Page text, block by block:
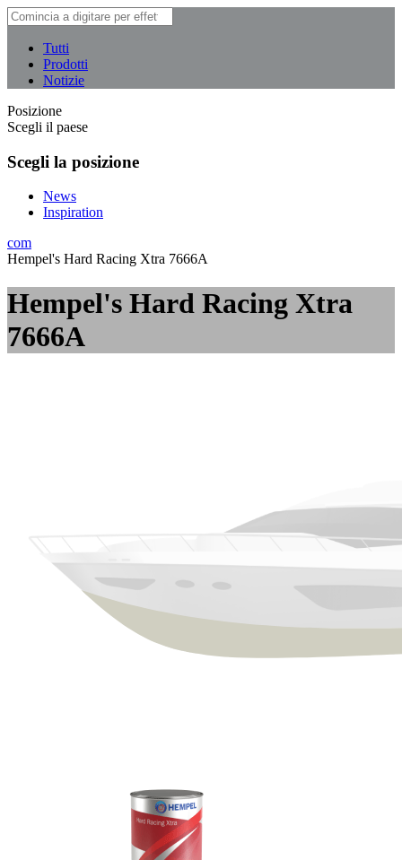
Tutti
Prodotti
Notizie
Posizione
Scegli il paese
Scegli la posizione
News
Inspiration
com
Hempel's Hard Racing Xtra 7666A
Hempel's Hard Racing Xtra
7666A